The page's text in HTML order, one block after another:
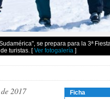
se prepara para la 3ª
turistas. [Ver fotogalería ]
Ficha
2017